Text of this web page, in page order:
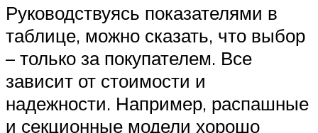
Руководствуясь показателями в
таблице, можно сказать, что выбор
– только за покупателем. Все
зависит от стоимости и
надежности. Например, распашные
и секционные модели хорошо